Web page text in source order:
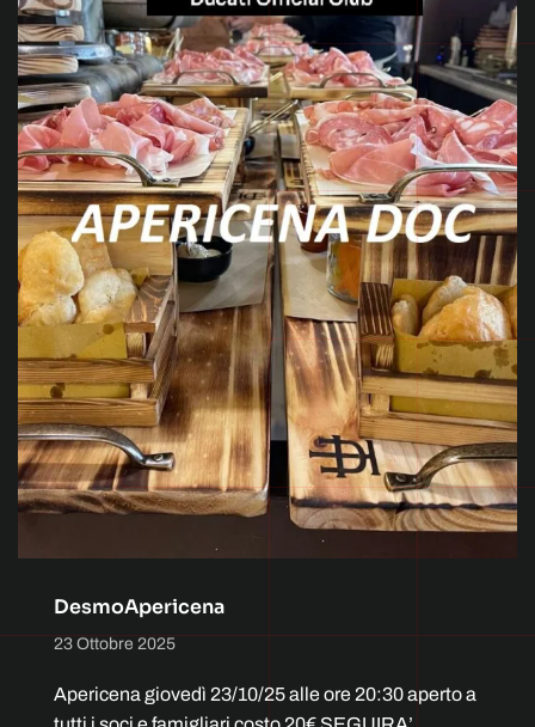
DesmoApericena
23 Ottobre 2025
Apericena giovedì 23/10/25 alle ore 20:30 aperto a